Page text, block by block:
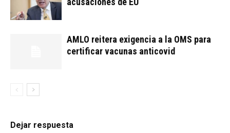
AMLO reitera exigencia a la OMS para
certificar vacunas anticovid
Dejar respuesta